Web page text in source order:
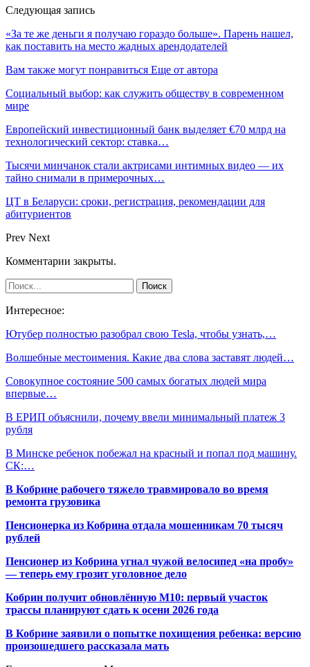
Следующая запись
«За те же деньги я получаю гораздо больше». Парень нашел,
как поставить на место жадных арендодателей
Вам также могут понравиться Еще от автора
Социальный выбор: как служить обществу в современном
мире
Европейский инвестиционный банк выделяет €70 млрд на
технологический сектор: ставка…
Тысячи минчанок стали актрисами интимных видео — их
тайно снимали в примерочных…
ЦТ в Беларуси: сроки, регистрация, рекомендации для
абитуриентов
Prev Next
Комментарии закрыты.
Интересное:
Ютубер полностью разобрал свою Tesla, чтобы узнать,…
Волшебные местоимения. Какие два слова заставят людей…
Совокупное состояние 500 самых богатых людей мира
впервые…
В ЕРИП объяснили, почему ввели минимальный платеж 3
рубля
В Минске ребенок побежал на красный и попал под машину.
СК:…
В Кобрине рабочего тяжело травмировало во время
ремонта грузовика
Пенсионерка из Кобрина отдала мошенникам 70 тысяч
рублей
Пенсионер из Кобрина угнал чужой велосипед «на пробу»
— теперь ему грозит уголовное дело
Кобрин получит обновлённую М10: первый участок
трассы планируют сдать к осени 2026 года
В Кобрине заявили о попытке похищения ребенка: версию
произошедшего рассказала мать